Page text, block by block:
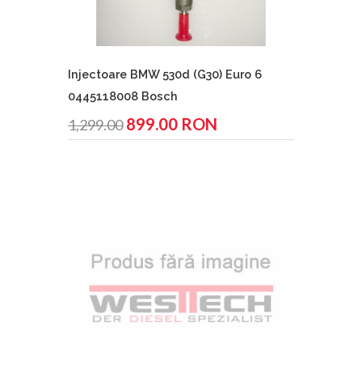
Injectoare BMW 530d (G30) Euro 6
0445118008 Bosch
1,299.00 899.00 RON